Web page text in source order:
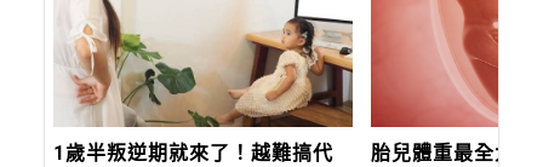
1歲半叛逆期就來了！越難搞代
胎兒體重最全大補